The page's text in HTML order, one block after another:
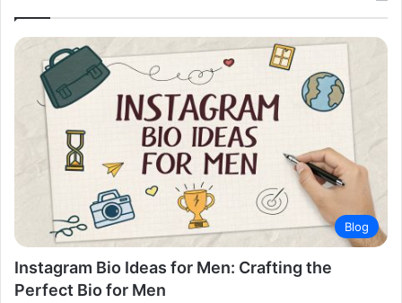
Blog
Instagram Bio Ideas for Men: Crafting the
Perfect Bio for Men